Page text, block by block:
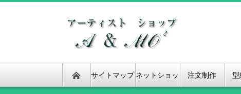
サイトマップ ネットショッ 注文制作 型